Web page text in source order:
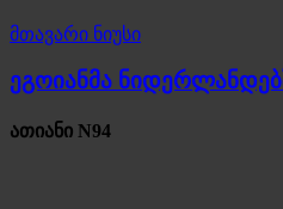
მთავარი ნიუსი
ეგოიანმა
ათიანი N94